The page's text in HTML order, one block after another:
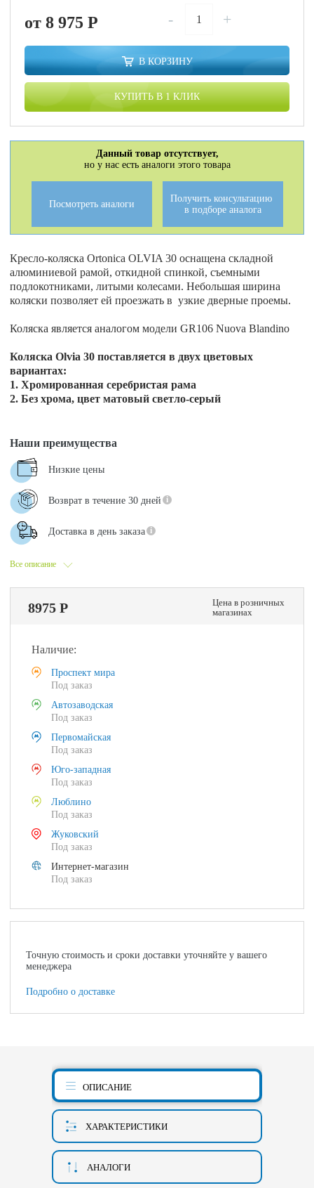
от 8 975P - +
В КОРЗИНУ
КУПИТЬ В 1 КЛИК
Данный товар отсутствует,
но у нас есть аналоги этого товара
Посмотреть аналоги
Получить консультацию
в подборе аналога
Кресло-коляска Ortonica OLVIA 30 оснащена складной
алюминиевой рамой, откидной спинкой, съемными
подлокотниками, литыми колесами. Небольшая ширина
коляски позволяет ей проезжать в узкие дверные проемы.
Коляска является аналогом модели GR106 Nuova Blandino
Коляска Olvia 30 поставляется в двух цветовых
вариантах:
1. Хромированная серебристая рама
2. Без хрома, цвет матовый светло-серый
Все описание
Наши преимущества
Низкие цены
Возврат в течение 30 дней
Доставка в день заказа
8975 Р
Цена в розничных
магазинах
Наличие:
Проспект мира
Под заказ
Автозаводская
Под заказ
Первомайская
Под заказ
Юго-западная
Под заказ
Люблино
Под заказ
Жуковский
Под заказ
Интернет-магазин
Под заказ
Точную стоимость и сроки доставки уточняйте у вашего
менеджера
Подробно о доставке
ОПИСАНИЕ
ХАРАКТЕРИСТИКИ
АНАЛОГИ